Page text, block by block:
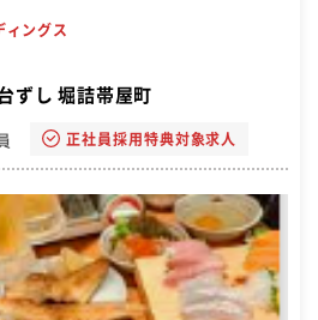
ィングス
ずし 堀詰帯屋町
正社員採用特典対象求人